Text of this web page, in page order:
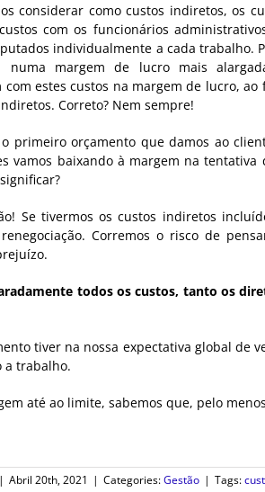
considerar como custos indiretos, os
com os funcionários
individualmente a cada trabalho.
numa margem de lucro mais
estes custos na margem de lucro,
Correto? Nem sempre!
primeiro orçamento que damos ao
vamos baixando à margem na
Se tivermos os custos indiretos
Corremos o risco de
todos os custos, tanto os
tiver na nossa expectativa global de
trabalho.
até ao limite, sabemos que, pelo
| Abril 20th, 2021 | Categories:Gestão | Tags: